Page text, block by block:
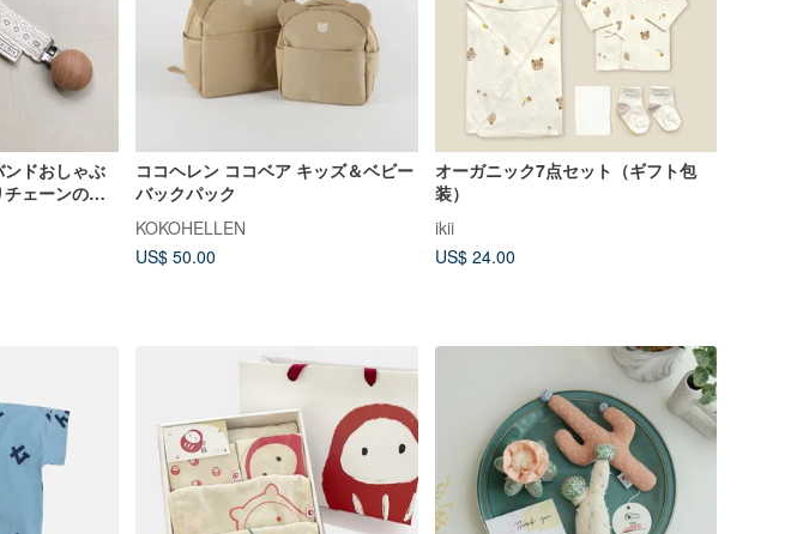
ドおしゃぶ
ェーンの快
ココヘレン ココベア キッズ＆ベビー
バックパック
KOKOHELLEN
US$ 50.00
オーガニック7点セット（ギフト包
装）
ikii
US$ 24.00